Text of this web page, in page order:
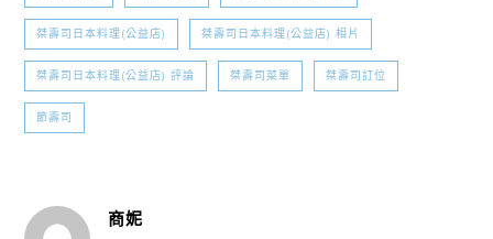
桀壽司日本料理(公益店) 桀壽司日本料理(公益店) 相片
桀壽司日本料理(公益店) 評論 桀壽司菜單 桀壽司訂位
節壽司
商妮